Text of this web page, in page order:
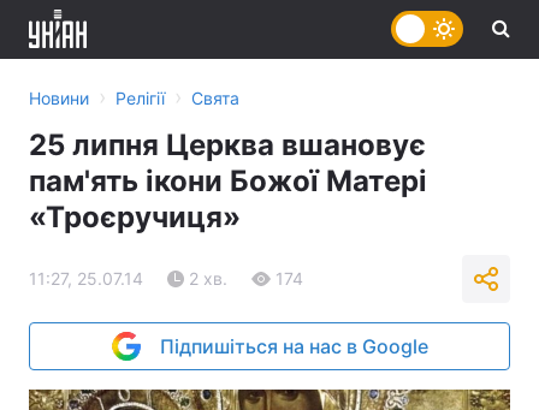
Новини › Релігії › Свята
25 липня Церква вшановує
пам'ять ікони Божої Матері
«Троєручиця»
11:27, 25.07.14 2 хв. 174
Підпишіться на нас в Google